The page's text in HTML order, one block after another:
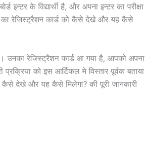
इन्टर के विद्यार्थी है, और अपना इन्टर का परीक्षा
का रेजिस्ट्रैशन कार्ड को कैसे देखे और यह कैसे
है। उनका रेजिस्ट्रैशन कार्ड आ गया है, आपको अपना
को इस आर्टिकल मे विस्तार पूर्वक बताया
देखे और यह कैसे मिलेगा? की पूरी जानकारी